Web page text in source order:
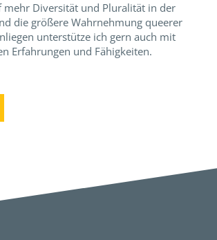
mehr Diversität und Pluralität in der
die größere Wahrnehmung queerer
unterstütze ich gern auch mit
Erfahrungen und Fähigkeiten.